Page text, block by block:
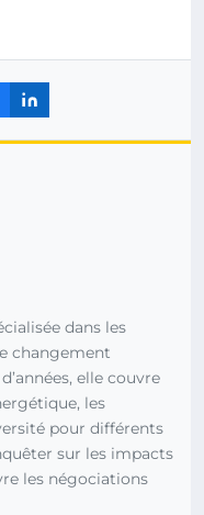
dans les
changement
elle couvre
les
pour différents
sur les impacts
les négociations